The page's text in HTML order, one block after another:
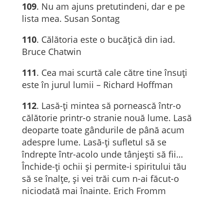
109. Nu am ajuns pretutindeni, dar e pe
lista mea. Susan Sontag
110. Călătoria este o bucățică din iad.
Bruce Chatwin
111. Cea mai scurtă cale către tine însuţi
este în jurul lumii – Richard Hoffman
112. Lasă-ți mintea să pornească într-o
călătorie printr-o stranie nouă lume. Lasă
deoparte toate gândurile de până acum
adespre lume. Lasă-ți sufletul să se
îndrepte într-acolo unde tânjești să fii…
Închide-ți ochii și permite-i spiritului tău
să se înalțe, și vei trăi cum n-ai făcut-o
niciodată mai înainte. Erich Fromm